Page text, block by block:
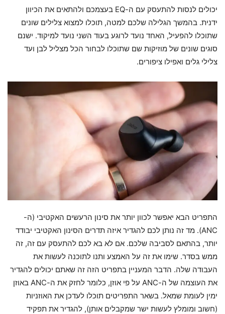
יכולים לנסות להתעסק עם ה-EQ בעצמכם ולהתאים את הכיוון
ידנית. בהמשך הגלילה שלכם למטה, תוכלו למצוא צלילים שונים
שתוכלו להפעיל, האחד נועד לרוגע בעוד השני נועד למיקוד. ישנם
סוגים שונים של מוזיקות שם שתוכלו לבחור הכל מצליל לבן ועד
צלילי גלים ואפילו ציפורים.
התפריט הבא יאפשר לכוון יותר את סינון הרעשים האקטיבי (ה-
ANC). מד זה נותן לכם להגדיר איזה תדרים הסינון האקטיבי יבודד
יותר, בהתאם לסביבה שלכם. אם לא בא לכם להתעסק עם זה, זה
ממש בסדר. שימו את זה על האמצע ותנו לתוכנה לעשות את
העבודה שלה. הדבר המעניין בתפריט הזה זה שאתם יכולים להגדיר
את העוצמה של ה-ANC על פי אוזן, כלומר לחזק את ה-ANC באוזן
ימין לעומת שמאל. בשאר התפריטים תוכלו לעדכן את האוזניות
(חשוב ומומלץ לעשות ישר שמקבלים אותן), להגדיר את תפקיד